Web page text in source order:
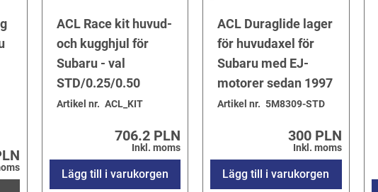
ACL Race kit huvud-
och kugghjul för
Subaru - val
STD/0.25/0.50
Artikel nr. ACL_KIT
706.2 PLN
Inkl. moms
Lägg till i varukorgen
ACL Duraglide lager
för huvudaxel för
Subaru med EJ-
motorer sedan 1997
Artikel nr. 5M8309-STD
300 PLN
Inkl. moms
Lägg till i varukorgen